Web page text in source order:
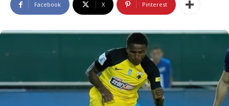
Facebook X Pinterest